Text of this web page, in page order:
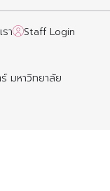
า Staff Login
มหาวิทยาลัย